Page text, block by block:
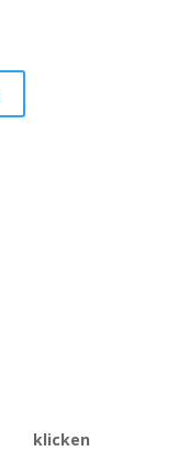
klicken